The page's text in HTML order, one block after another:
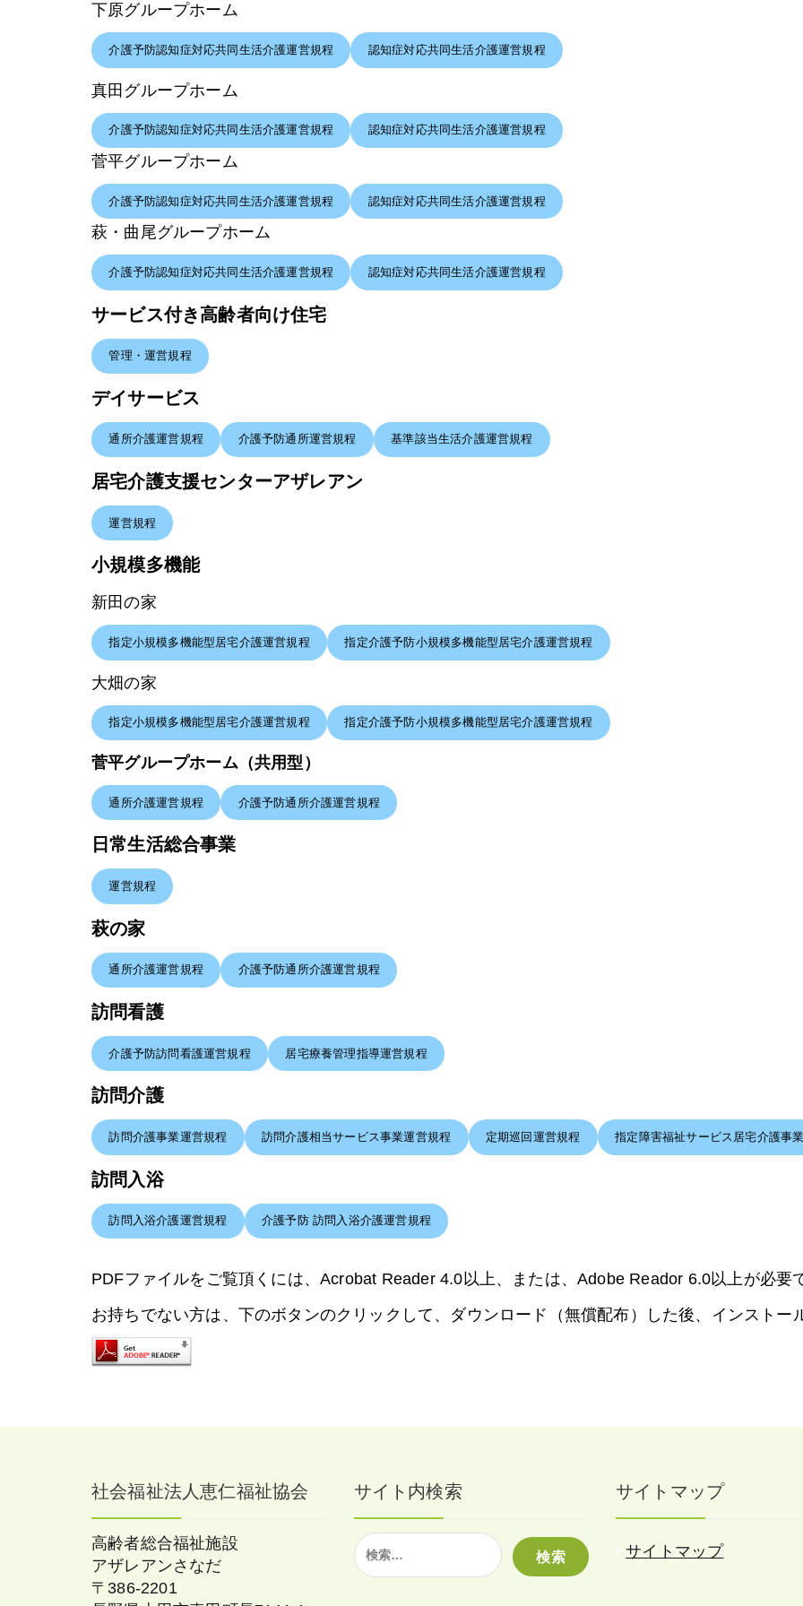
下原グループホーム
介護予防認知症対応共同生活介護運営規程 認知症対応共同生活介護運営規程
真田グループホーム
介護予防認知症対応共同生活介護運営規程 認知症対応共同生活介護運営規程
菅平グループホーム
介護予防認知症対応共同生活介護運営規程 認知症対応共同生活介護運営規程
萩・曲尾グループホーム
介護予防認知症対応共同生活介護運営規程 認知症対応共同生活介護運営規程
サービス付き高齢者向け住宅
管理・運営規程
デイサービス
通所介護運営規程 介護予防通所運営規程 基準該当生活介護運営規程
居宅介護支援センターアザレアン
運営規程
小規模多機能
新田の家
指定小規模多機能型居宅介護運営規程 指定介護予防小規模多機能型居宅介護運営規程
大畑の家
指定小規模多機能型居宅介護運営規程 指定介護予防小規模多機能型居宅介護運営規程
菅平グループホーム（共用型）
通所介護運営規程 介護予防通所介護運営規程
日常生活総合事業
運営規程
萩の家
通所介護運営規程 介護予防通所介護運営規程
訪問看護
介護予防訪問看護運営規程 居宅療養管理指導運営規程
訪問介護
訪問介護事業運営規程 訪問介護相当サービス事業運営規程 定期巡回運営規程 指定障害福祉サービス居宅介護事
訪問入浴
訪問入浴介護運営規程 介護予防 訪問入浴介護運営規程
PDFファイルをご覧頂くには、Acrobat Reader 4.0以上、または、Adobe Reador 6.0以上が必要
お持ちでない方は、下のボタンのクリックして、ダウンロード（無償配布）した後、インストー
社会福祉法人恵仁福祉協会
高齢者総合福祉施設
アザレアンさなだ
〒386-2201
サイト内検索
検
索:
サイトマップ
サイトマップ